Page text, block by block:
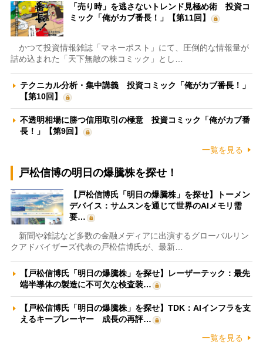
「売り時」を逃さないトレンド見極め術 投資コ
ミック「俺がカブ番長！」【第11回】
かつて投資情報雑誌「マネーポスト」にて、圧倒的な情報量が
詰め込まれた「天下無敵の株コミック」とし…
テクニカル分析・集中講義 投資コミック「俺がカブ番長！」
【第10回】
不透明相場に勝つ信用取引の極意 投資コミック「俺がカブ番
長！」【第9回】
一覧を見る
戸松信博の明日の爆騰株を探せ！
【戸松信博氏「明日の爆騰株」を探せ】トーメン
デバイス：サムスンを通じて世界のAIメモリ需
要…
新聞や雑誌など多数の金融メディアに出演するグローバルリン
クアドバイザーズ代表の戸松信博氏が、最新…
【戸松信博氏「明日の爆騰株」を探せ】レーザーテック：最先
端半導体の製造に不可欠な検査装…
【戸松信博氏「明日の爆騰株」を探せ】TDK：AIインフラを支
えるキープレーヤー 成長の再評…
一覧を見る